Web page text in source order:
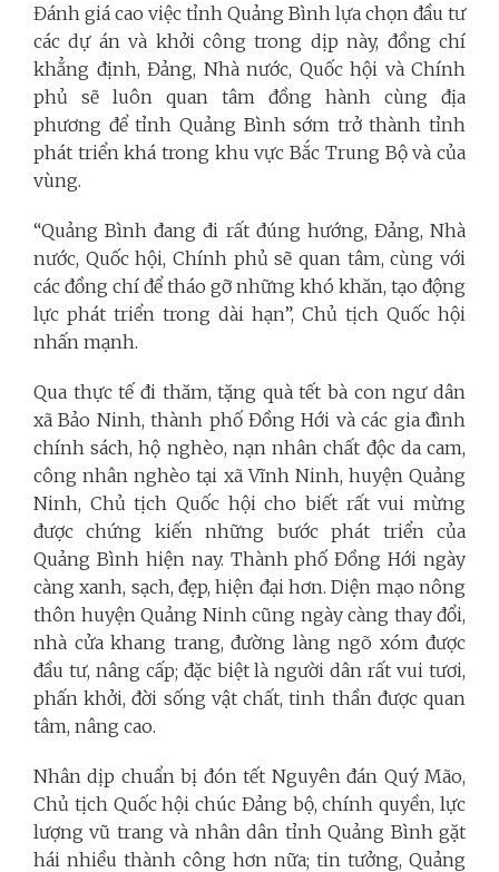
Đánh giá cao việc tỉnh Quảng Bình lựa chọn đầu tư
các dự án và khởi công trong dịp này, đồng chí
khẳng định, Đảng, Nhà nước, Quốc hội và Chính
phủ sẽ luôn quan tâm đồng hành cùng địa
phương để tỉnh Quảng Bình sớm trở thành tỉnh
phát triển khá trong khu vực Bắc Trung Bộ và của
vùng.
“Quảng Bình đang đi rất đúng hướng, Đảng, Nhà
nước, Quốc hội, Chính phủ sẽ quan tâm, cùng với
các đồng chí để tháo gỡ những khó khăn, tạo động
lực phát triển trong dài hạn”, Chủ tịch Quốc hội
nhấn mạnh.
Qua thực tế đi thăm, tặng quà tết bà con ngư dân
xã Bảo Ninh, thành phố Đồng Hới và các gia đình
chính sách, hộ nghèo, nạn nhân chất độc da cam,
công nhân nghèo tại xã Vĩnh Ninh, huyện Quảng
Ninh, Chủ tịch Quốc hội cho biết rất vui mừng
được chứng kiến những bước phát triển của
Quảng Bình hiện nay. Thành phố Đồng Hới ngày
càng xanh, sạch, đẹp, hiện đại hơn. Diện mạo nông
thôn huyện Quảng Ninh cũng ngày càng thay đổi,
nhà cửa khang trang, đường làng ngõ xóm được
đầu tư, nâng cấp; đặc biệt là người dân rất vui tươi,
phấn khởi, đời sống vật chất, tinh thần được quan
tâm, nâng cao.
Nhân dịp chuẩn bị đón tết Nguyên đán Quý Mão,
Chủ tịch Quốc hội chúc Đảng bộ, chính quyền, lực
lượng vũ trang và nhân dân tỉnh Quảng Bình gặt
hái nhiều thành công hơn nữa; tin tưởng, Quảng